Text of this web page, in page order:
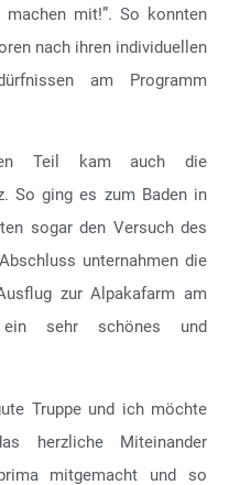
mit!”. So konnten
nach ihren individuellen
am Programm
Teil kam auch die
So ging es zum Baden in
sogar den Versuch des
unternahmen die
zur Alpakafarm am
sehr schönes und
Truppe und ich möchte
herzliche Miteinander
mitgemacht und so